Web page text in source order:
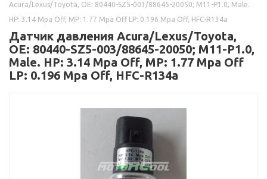
Acura/Lexus/Toyota, OE: 80440-SZ5-003/88645-20050; M11-P1.0, Male.
HP: 3.14 Mpa Off, MP: 1.77 Mpa Off LP: 0.196 Mpa Off, HFC-R134a
Датчик давления Acura/Lexus/Toyota,
OE: 80440-SZ5-003/88645-20050; M11-P1.0,
Male. HP: 3.14 Mpa Off, MP: 1.77 Mpa Off
LP: 0.196 Mpa Off, HFC-R134a